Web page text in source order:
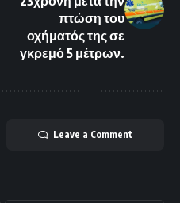
πτώση του
οχήματός της σε
γκρεμό 5 μέτρων.
Leave a Comment